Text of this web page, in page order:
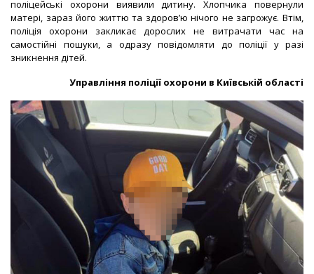
поліцейські охорони виявили дитину.Хлопчика повернули
матері, зараз його життю та здоров’ю нічого не загрожує. Втім,
поліція охорони закликає дорослих не витрачати час на
самостійні пошуки, а одразу повідомляти до поліції у разі
зникнення дітей.
Управління поліції охорони в Київській області